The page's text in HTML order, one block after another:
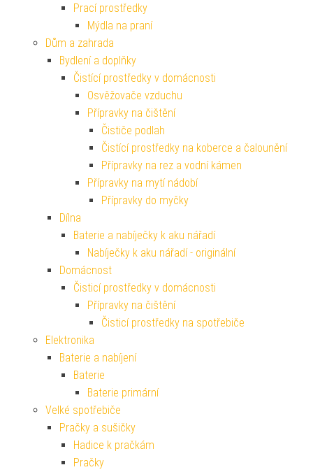
Prací prostředky
Mýdla na praní
Dům a zahrada
Bydlení a doplňky
Čistící prostředky v domácnosti
Osvěžovače vzduchu
Přípravky na čištění
Čističe podlah
Čistící prostředky na koberce a čalounění
Přípravky na rez a vodní kámen
Přípravky na mytí nádobí
Přípravky do myčky
Dílna
Baterie a nabíječky k aku nářadí
Nabíječky k aku nářadí - originální
Domácnost
Čisticí prostředky v domácnosti
Přípravky na čištění
Čisticí prostředky na spotřebiče
Elektronika
Baterie a nabíjení
Baterie
Baterie primární
Velké spotřebiče
Pračky a sušičky
Hadice k pračkám
Pračky